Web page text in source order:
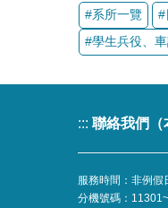
::: 聯絡我們（
服務時間：非例
分機號碼：